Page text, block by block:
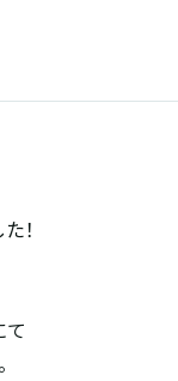
！
て